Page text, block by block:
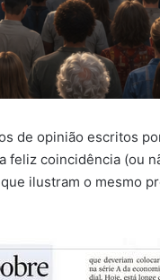
de opinião escritos
feliz coincidência (ou
ilustram o mesmo